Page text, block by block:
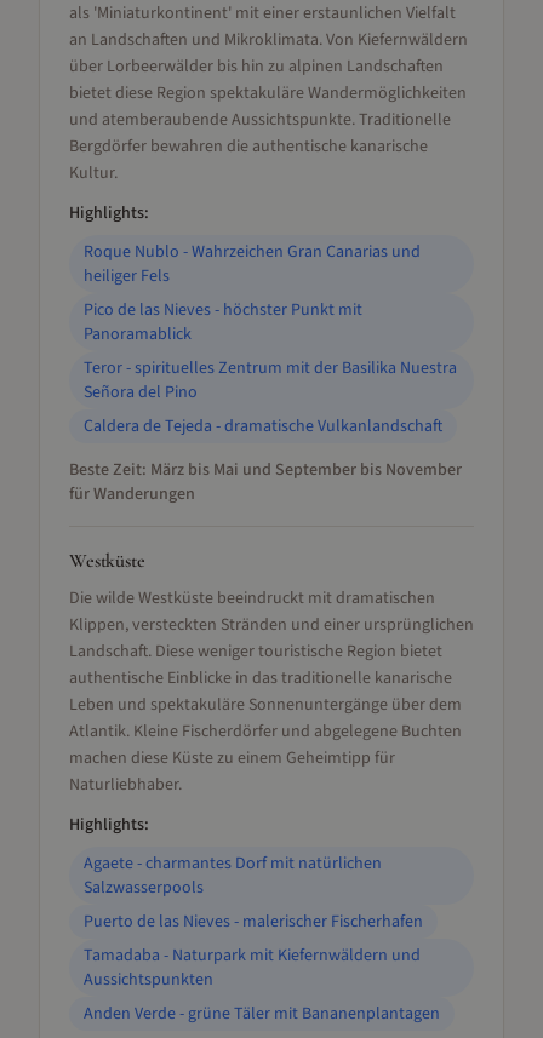
als 'Miniaturkontinent' mit einer erstaunlichen Vielfalt
an Landschaften und Mikroklimata. Von Kiefernwäldern
über Lorbeerwälder bis hin zu alpinen Landschaften
bietet diese Region spektakuläre Wandermöglichkeiten
und atemberaubende Aussichtspunkte. Traditionelle
Bergdörfer bewahren die authentische kanarische
Kultur.
Highlights:
Roque Nublo - Wahrzeichen Gran Canarias und
heiliger Fels
Pico de las Nieves - höchster Punkt mit
Panoramablick
Teror - spirituelles Zentrum mit der Basilika Nuestra
Señora del Pino
Caldera de Tejeda - dramatische Vulkanlandschaft
Beste Zeit: März bis Mai und September bis November
für Wanderungen
Westküste
Die wilde Westküste beeindruckt mit dramatischen
Klippen, versteckten Stränden und einer ursprünglichen
Landschaft. Diese weniger touristische Region bietet
authentische Einblicke in das traditionelle kanarische
Leben und spektakuläre Sonnenuntergänge über dem
Atlantik. Kleine Fischerdörfer und abgelegene Buchten
machen diese Küste zu einem Geheimtipp für
Naturliebhaber.
Highlights:
Agaete - charmantes Dorf mit natürlichen
Salzwasserpools
Puerto de las Nieves - malerischer Fischerhafen
Tamadaba - Naturpark mit Kiefernwäldern und
Aussichtspunkten
Anden Verde - grüne Täler mit Bananenplantagen